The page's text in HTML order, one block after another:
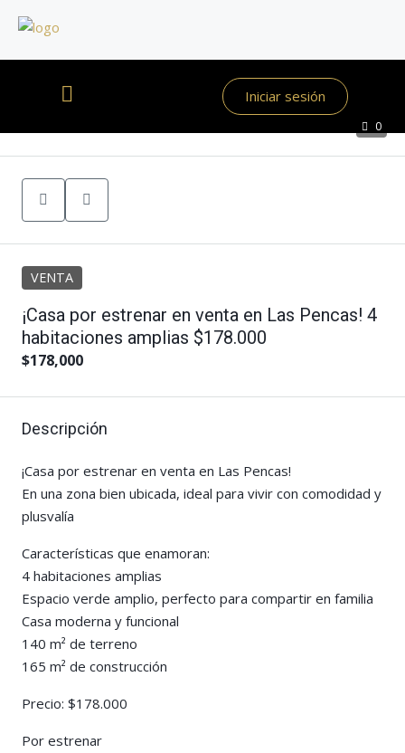
Iniciar sesión
0
VENTA
¡Casa por estrenar en venta en Las Pencas! 4
habitaciones amplias $178.000
$178,000
Descripción
¡Casa por estrenar en venta en Las Pencas!
En una zona bien ubicada, ideal para vivir con comodidad y
plusvalía
Características que enamoran:
4 habitaciones amplias
Espacio verde amplio, perfecto para compartir en familia
Casa moderna y funcional
140 m² de terreno
165 m² de construcción
Precio: $178.000
Por estrenar